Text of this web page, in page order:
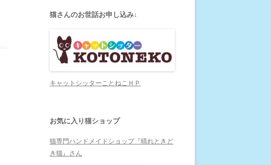
猫さんのお世話お申し込み↓
キャットシッターことねこＨＰ
お気に入り猫ショップ
猫専門ハンドメイドショップ『晴れときど
き猫』さん